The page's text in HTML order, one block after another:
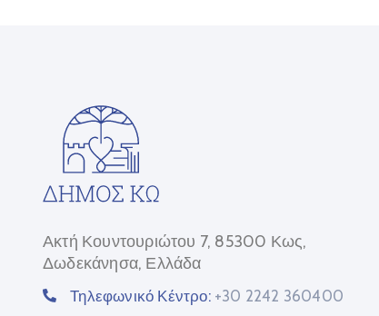
Ακτή Κουντουριώτου 7, 85300 Κως,
Δωδεκάνησα, Ελλάδα
Τηλεφωνικό Κέντρο: +30 2242 360400